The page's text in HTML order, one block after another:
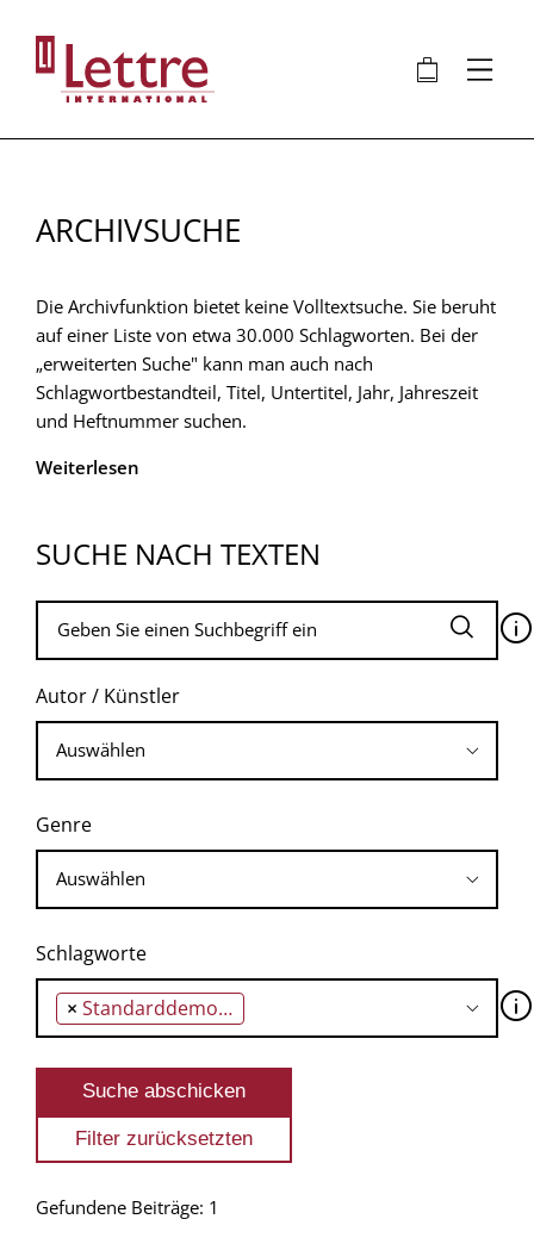
Inhalt
🛍 ⋮
ARCHIVSUCHE
Die Archivfunktion bietet keine Volltextsuche. Sie beruht
auf einer Liste von etwa 30.000 Schlagworten. Bei der
„erweiterten Suche" kann man auch nach
Schlagwortbestandteil, Titel, Untertitel, Jahr, Jahreszeit
und Heftnummer suchen.
Weiterlesen
SUCHE NACH TEXTEN
🛈
Autor / Künstler
Genre
Schlagworte
× Standarddemokratie 🛈
Gefundene Beiträge: 1